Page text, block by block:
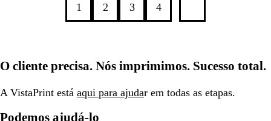
1 2 3 4
O cliente precisa. Nós imprimimos. Sucesso total.
A VistaPrint está aqui para ajudar em todas as etapas.
Podemos ajudá-lo